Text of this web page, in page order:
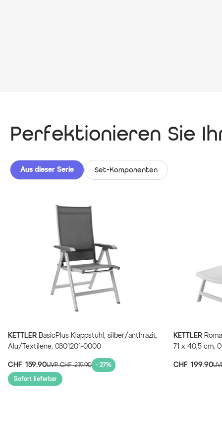
Perfektionieren Sie
Aus dieser Serie Set-Komponenten
KETTLER BasicPlus Klappstuhl, silber/anthrazit,
Alu/Textilene, 0301201-0000
CHF 159.90UVPCHF 219.90 - 27%
Sofort lieferbar
KETTLER
71 x 40,5 cm,
CHF 199.90